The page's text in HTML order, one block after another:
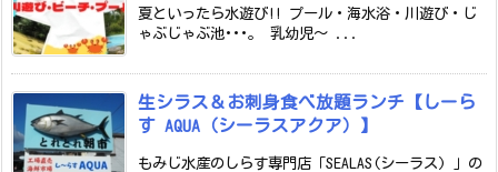
夏といったら水遊び!! プール・海水浴・川遊び・じ
ゃぶじゃぶ池･･･。 乳幼児～ ...
生シラス＆お刺身食べ放題ランチ【しーら
す AQUA（シーラスアクア）】
もみじ水産のしらす専門店「SEALAS(シーラス) 」の